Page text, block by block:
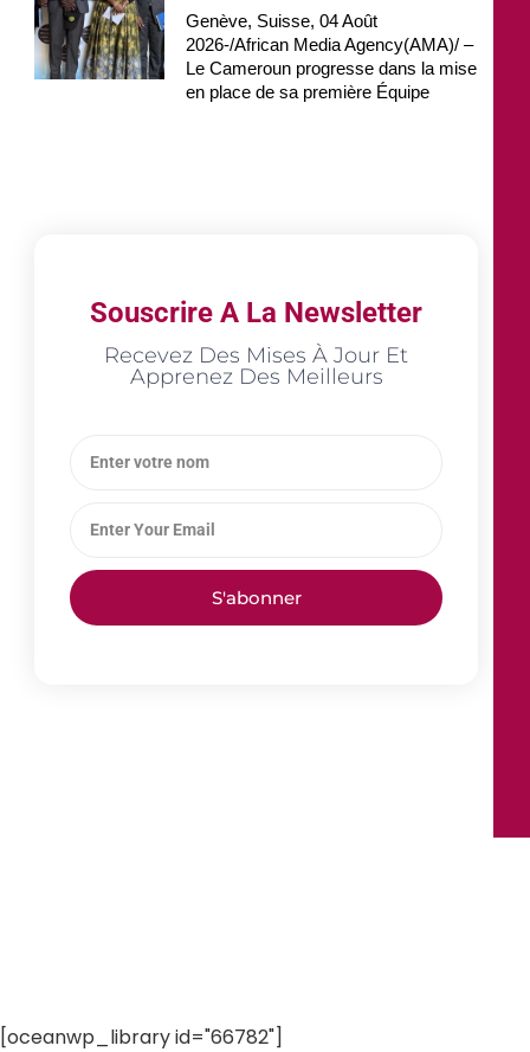
Genève, Suisse, 04 Août
2026-/African Media Agency(AMA)/ –
Le Cameroun progresse dans la mise
en place de sa première Équipe
Souscrire A La Newsletter
Recevez Des Mises À Jour Et
Apprenez Des Meilleurs
S'abonner
[oceanwp_library id="66782"]